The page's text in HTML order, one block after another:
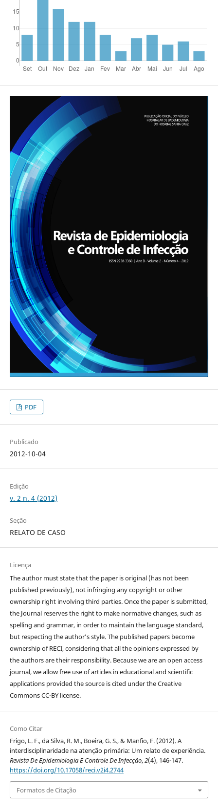
PDF
Publicado
2012-10-04
Edição
v. 2 n. 4 (2012)
Seção
RELATO DE CASO
Licença
The author must state that the paper is original (has not been
published previously), not infringing any copyright or other
ownership right involving third parties. Once the paper is submitted,
the Journal reserves the right to make normative changes, such as
spelling and grammar, in order to maintain the language standard,
but respecting the author’s style. The published papers become
ownership of RECI, considering that all the opinions expressed by
the authors are their responsibility. Because we are an open access
journal, we allow free use of articles in educational and scientific
applications provided the source is cited under the Creative
Commons CC-BY license.
Como Citar
Frigo, L. F., da Silva, R. M., Boeira, G. S., & Manfio, F. (2012). A
interdisciplinaridade na atenção primária: Um relato de experiência.
Revista De Epidemiologia E Controle De Infecção,2(4), 146-147.
https://doi.org/10.17058/reci.v2i4.2744
Formatos de Citação